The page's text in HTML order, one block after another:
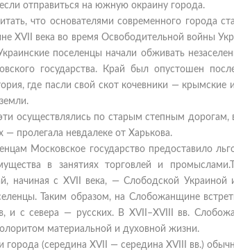
отправиться на южную окраину города.
что основателями современного города
XVII века во время Освободительной войны
поселенцы начали обживать
государства. Край был опустошен
где пасли свой скот кочевники — крымские
осуществлялись по старым степным
пролегала невдалеке от Харькова.
Московское государство предоставило
в занятиях торговлей и
начиная с XVII века, — Слободской
Таким образом, на Слобожанщине
и с севера — русских. В XVII–XVIII вв.
материальной и духовной жизни.
города (середина XVII — середина XVIII вв.)